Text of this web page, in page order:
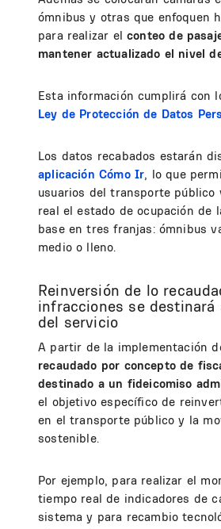
ómnibus y otras que enfoquen
para realizar elconteo de
mantener actualizado el nivel
Esta información cumplirá con
Ley de Protección de Datos
Los datos recabados estarán
aplicación Cómo Ir, lo que
usuarios del transporte público
real el estado de ocupación de
base en tres franjas: ómnibus
medio o lleno.
Reinversión de lo
infracciones se destinará
del servicio
A partir de la implementación
recaudado por concepto de
destinado a un fideicomiso
el objetivo específico de
en el transporte público y la
sostenible.
Por ejemplo, para realizar el
tiempo real de indicadores de
sistema y para recambio